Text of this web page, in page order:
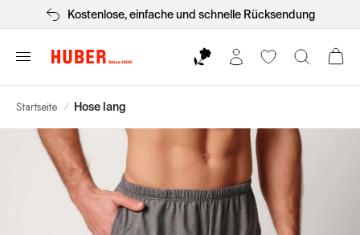
Kostenlose, einfache und schnelle Rücksendung
Startseite / Hose lang